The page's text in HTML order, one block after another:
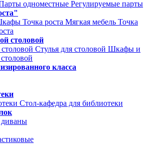
одноместные Регулируемые парты
Точка роста Мягкая мебель Точка
столовой
Стулья для столовой Шкафы и
класса
Стол-кафедра для библиотеки
диваны